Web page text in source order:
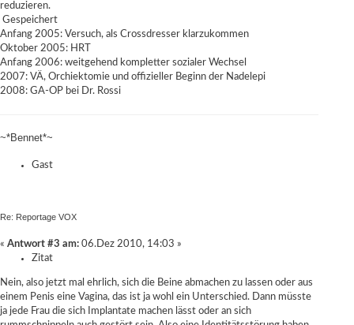
reduzieren.
Gespeichert
Anfang 2005: Versuch, als Crossdresser klarzukommen
Oktober 2005: HRT
Anfang 2006: weitgehend kompletter sozialer Wechsel
2007: VÄ, Orchiektomie und offizieller Beginn der Nadelepi
2008: GA-OP bei Dr. Rossi
~*Bennet*~
Gast
Re: Reportage VOX
« Antwort #3 am: 06.Dez 2010, 14:03 »
Zitat
Nein, also jetzt mal ehrlich, sich die Beine abmachen zu lassen oder aus
einem Penis eine Vagina, das ist ja wohl ein Unterschied. Dann müsste
ja jede Frau die sich Implantate machen lässt oder an sich